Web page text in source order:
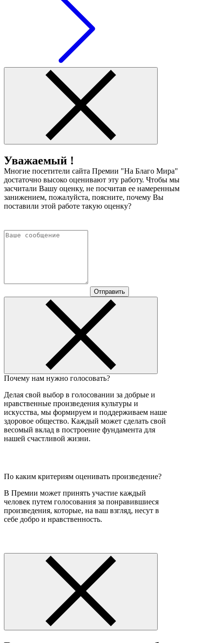
Уважаемый !
Многие посетители сайта Премии "На Благо Мира"
достаточно высоко оценивают эту работу. Чтобы мы
засчитали Вашу оценку, не посчитав ее намеренным
занижением, пожалуйста, поясните, почему Вы
поставили этой работе такую оценку?
Отправить
Почему нам нужно голосовать?
Делая свой выбор в голосовании за добрые и
нравственные произведения культуры и
искусства, мы формируем и поддерживаем наше
здоровое общество. Каждый может сделать свой
весомый вклад в построение фундамента для
нашей счастливой жизни.
По каким критериям оценивать произведение?
В Премии может принять участие каждый
человек путем голосования за понравившиеся
произведения, которые, на ваш взгляд, несут в
себе добро и нравственность.